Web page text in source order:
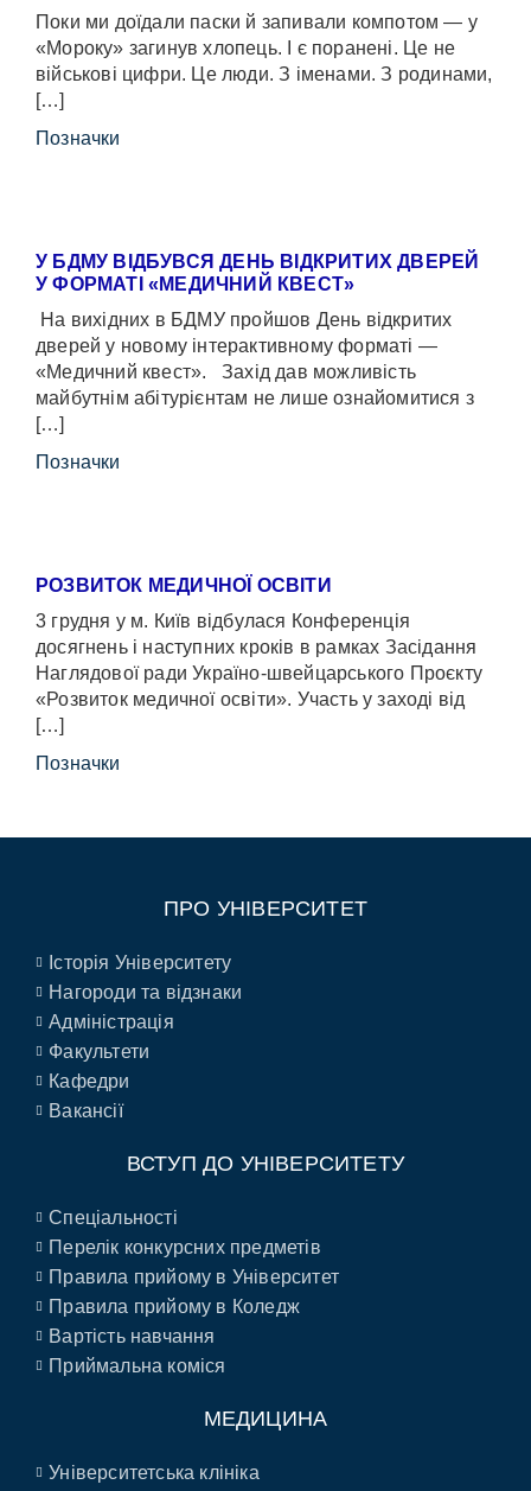
Поки ми доїдали паски й запивали компотом — у
«Мороку» загинув хлопець. І є поранені. Це не
військові цифри. Це люди. З іменами. З родинами,
[…]
Позначки
У БДМУ ВІДБУВСЯ ДЕНЬ ВІДКРИТИХ ДВЕРЕЙ
У ФОРМАТІ «МЕДИЧНИЙ КВЕСТ»
На вихідних в БДМУ пройшов День відкритих
дверей у новому інтерактивному форматі —
«Медичний квест». Захід дав можливість
майбутнім абітурієнтам не лише ознайомитися з
[…]
Позначки
РОЗВИТОК МЕДИЧНОЇ ОСВІТИ
3 грудня у м. Київ відбулася Конференція
досягнень і наступних кроків в рамках Засідання
Наглядової ради Україно-швейцарського Проєкту
«Розвиток медичної освіти». Участь у заході від
[…]
Позначки
ПРО УНІВЕРСИТЕТ
Історія Університету
Нагороди та відзнаки
Адміністрація
Факультети
Кафедри
Вакансії
ВСТУП ДО УНІВЕРСИТЕТУ
Спеціальності
Перелік конкурсних предметів
Правила прийому в Університет
Правила прийому в Коледж
Вартість навчання
Приймальна коміся
МЕДИЦИНА
Університетська клініка